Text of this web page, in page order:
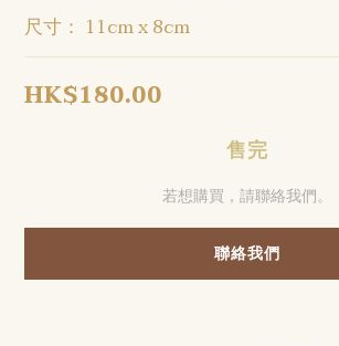
尺寸： 11cm x 8cm
HK$180.00
售完
若想購買，請聯絡我們。
聯絡我們